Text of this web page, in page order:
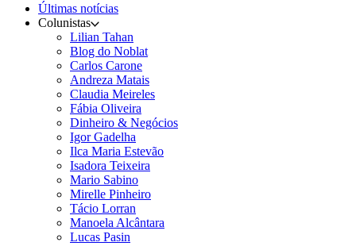
Últimas notícias
Colunistas
Lilian Tahan
Blog do Noblat
Carlos Carone
Andreza Matais
Claudia Meireles
Fábia Oliveira
Dinheiro & Negócios
Igor Gadelha
Ilca Maria Estevão
Isadora Teixeira
Mario Sabino
Mirelle Pinheiro
Tácio Lorran
Manoela Alcântara
Lucas Pasin